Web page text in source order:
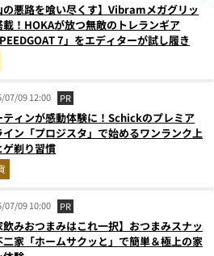
の悪路を喰い尽くす】Vibramメガグリッ
載！HOKAが放つ無敵のトレランギア
7」をエディターが試し履き
07/09 12:00 PR
ティンが感動体験に！Schickのプレミア
イン「プロジスタ」で始めるワンランク上
ゲ剃り習慣
07/09 10:00 PR
飲みおつまみはこれ一択】おつまみスナッ
二家「ホームサクッと」で簡単＆極上の家